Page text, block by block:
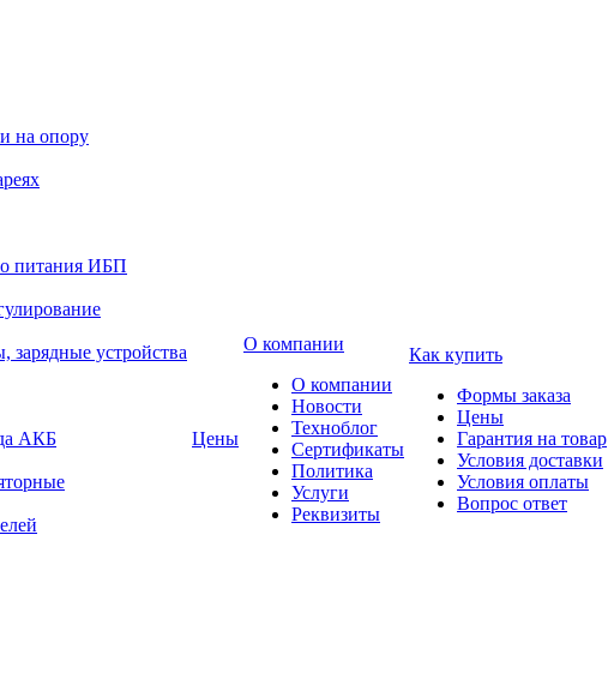
на опору
питания ИБП
зарядные устройства
АКБ Цены
О компании
О компании
Новости
Техноблог
Сертификаты
Политика
Услуги
Реквизиты
Как купить
Формы заказа
Цены
Гарантия на товар
Условия доставки
Условия оплаты
Вопрос ответ